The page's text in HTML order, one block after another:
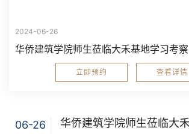
2024-06-26
华侨建筑学院师生莅临大禾基地学习考察
立即预约 查看详情
06-26